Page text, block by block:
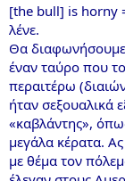
[the bull] is horny
λένε.
Θα διαφωνήσουμε
έναν ταύρο που
περαιτέρω
ήταν σεξουαλικά
«καβλάντης»,
μεγάλα κέρατα. Ας
με θέμα τον